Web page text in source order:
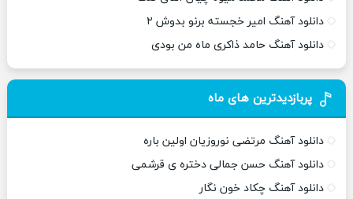
دانلود آهنگ امیر خجسته برنو بدوش ۲
دانلود آهنگ حامد ذاکری ماه من بودی
پربازدیدترین های ماه
دانلود آهنگ مرتضی نوروزیان اولین باره
دانلود آهنگ حسن جمالی دختره ی قرشمی
دانلود آهنگ چکاد خون نگار